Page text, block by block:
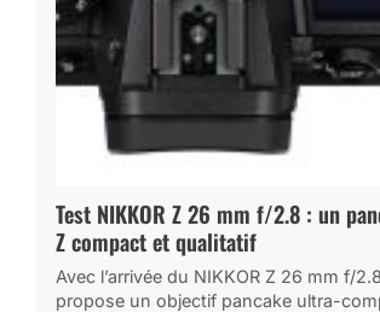
Test NIKKOR Z 26 mm f/2.8 : un
Z compact et qualitatif
Avec l’arrivée du NIKKOR Z 26 mm f/
propose un objectif pancake ultra-